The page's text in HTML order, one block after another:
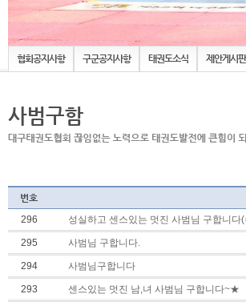
협회공지사항 구군공지사항 태권도소식 제안게시판
번호
296
성실하고 센스있는 멋진 사범님 구합니다
295 사범님 구합니다.
294 사범님구합니다
293 센스있는 멋진 남,녀 사범님 구합니다~★